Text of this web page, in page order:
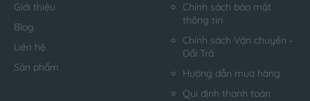
Giới thiệu
Blog
Liên hệ
Sản phẩm
Chính sách bảo mật
thông tin
Chính sách Vận chuyển -
Đổi Trả
Hướng dẫn mua hàng
Qui định thanh toán